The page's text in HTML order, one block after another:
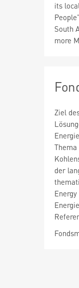
its
South
more
Ziel
der